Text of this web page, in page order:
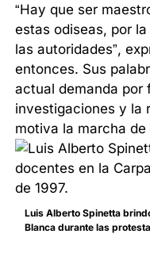
“Hay que ser
estas odiseas, por
las autoridades”,
entonces. Sus
actual demanda por
investigaciones y la
motiva la marcha de
Luis Alberto Spinetta
Blanca durante las